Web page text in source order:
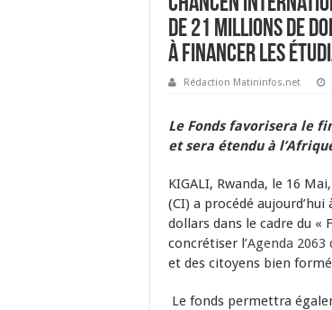
de 21 millions de
à financer les
Rédaction Matininfos.net
Le Fonds favorisera le
et sera étendu à
KIGALI, Rwanda, le 16
(CI) a procédé
dollars dans le cadre du «
concrétiser l’Agenda 2063
et des citoyens bien
Le fonds permettra